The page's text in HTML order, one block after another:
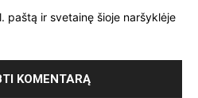
paštą ir svetainę šioje naršyklėje